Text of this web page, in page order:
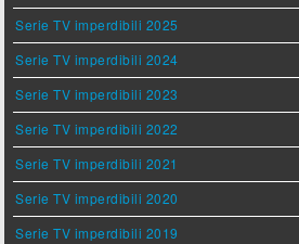
Serie TV imperdibili 2025
Serie TV imperdibili 2024
Serie TV imperdibili 2023
Serie TV imperdibili 2022
Serie TV imperdibili 2021
Serie TV imperdibili 2020
Serie TV imperdibili 2019